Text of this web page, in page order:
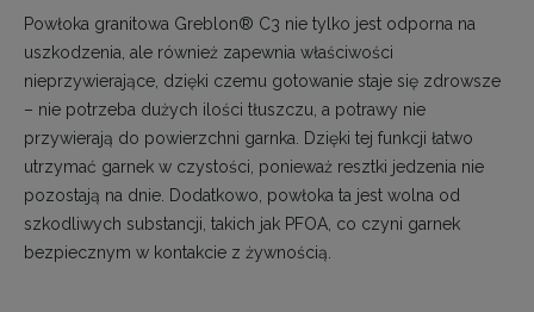
Powłoka granitowa Greblon® C3 nie tylko jest odporna na
uszkodzenia, ale również zapewnia właściwości
nieprzywierające, dzięki czemu gotowanie staje się zdrowsze
– nie potrzeba dużych ilości tłuszczu, a potrawy nie
przywierają do powierzchni garnka. Dzięki tej funkcji łatwo
utrzymać garnek w czystości, ponieważ resztki jedzenia nie
pozostają na dnie. Dodatkowo, powłoka ta jest wolna od
szkodliwych substancji, takich jak PFOA, co czyni garnek
bezpiecznym w kontakcie z żywnością.